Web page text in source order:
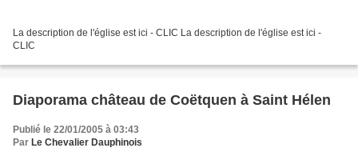
La description de l'église est ici - CLIC La description de l'église est ici -
CLIC
Diaporama château de Coëtquen à Saint Hélen
Publié le 22/01/2005 à 03:43
Par Le Chevalier Dauphinois